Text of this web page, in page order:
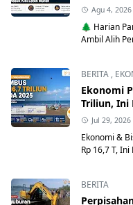
Agu 4, 2026
🌲 Harian
Ambil Alih
BERITA ,
Ekonomi
Triliun, Ini
Jul 29, 2026
Ekonomi &
Rp 16,7 T,
BERITA